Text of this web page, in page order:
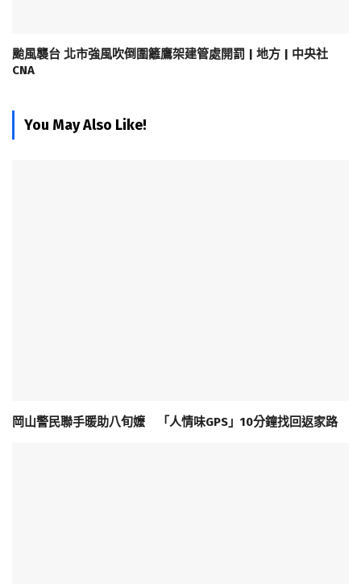
颱風襲台 北市強風吹倒圍籬鷹架建管處開罰 | 地方 | 中央社
CNA
You May Also Like!
岡山警民聯手暖助八旬嬤 「人情味GPS」10分鐘找回返家路